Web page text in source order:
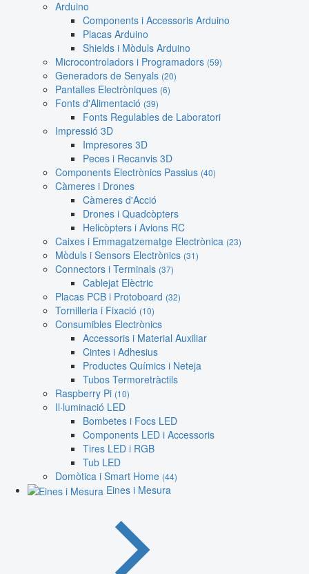
Arduino
Components i Accessoris Arduino
Placas Arduino
Shields i Mòduls Arduino
Microcontroladors i Programadors (59)
Generadors de Senyals (20)
Pantalles Electròniques (6)
Fonts d'Alimentació (39)
Fonts Regulables de Laboratori
Impressió 3D
Impresores 3D
Peces i Recanvis 3D
Components Electrònics Passius (40)
Càmeres i Drones
Càmeres d'Acció
Drones i Quadcòpters
Helicòpters i Avions RC
Caixes i Emmagatzematge Electrònica (23)
Mòduls i Sensors Electrònics (31)
Connectors i Terminals (37)
Cablejat Elèctric
Placas PCB i Protoboard (32)
Tornilleria i Fixació (10)
Consumibles Electrònics
Accessoris i Material Auxiliar
Cintes i Adhesius
Productes Químics i Neteja
Tubos Termoretràctils
Raspberry Pi (10)
Il·luminació LED
Bombetes i Focs LED
Components LED i Accessoris
Tires LED i RGB
Tub LED
Domòtica i Smart Home (44)
Eines i Mesura